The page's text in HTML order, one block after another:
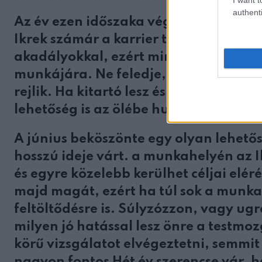
Az év ezen időszaka végre
Ikrek számár a karrier terén.
akadályokkal, ezért
munkájára. Ne feledje, hogy a siker
rejlik. Ha kitartó lesz és, mindent
lehetőség is az ölébe hullhat.
A június beköszönte egy olyan
hosszú ideje várt. a munkahelyén az
és egyre közelebb kerülhet céljai
majd magát, ezért ha túl sok a
feltöltődésre is. Súlyzózzon, vagy
milyen jó hatással lesz önre a
körű vizsgálatot elvégeztetni,